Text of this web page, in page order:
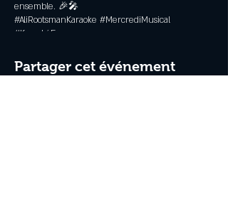
ensemble. 🎉🎤
#AliRootsmanKaraoke #MercrediMusical
#KaraokéFun
Partager cet événement